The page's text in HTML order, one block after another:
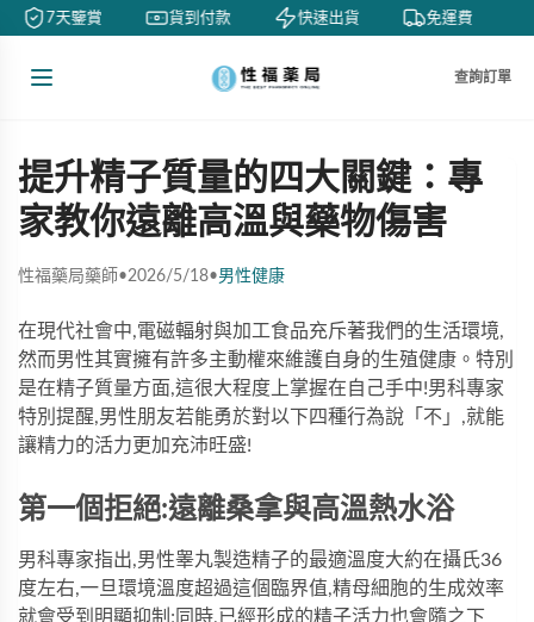
7天鑒賞 貨到付款 快速出貨 免運費
查詢訂單
提升精子質量的四大關鍵：專
家教你遠離高溫與藥物傷害
性福藥局藥師•2026/5/18•男性健康
在現代社會中,電磁輻射與加工食品充斥著我們的生活環境,
然而男性其實擁有許多主動權來維護自身的生殖健康。特別
是在精子質量方面,這很大程度上掌握在自己手中!男科專家
特別提醒,男性朋友若能勇於對以下四種行為說「不」,就能
讓精力的活力更加充沛旺盛!
第一個拒絕:遠離桑拿與高溫熱水浴
男科專家指出,男性睾丸製造精子的最適溫度大約在攝氏36
度左右,一旦環境溫度超過這個臨界值,精母細胞的生成效率
就會受到明顯抑制;同時,已經形成的精子活力也會隨之下